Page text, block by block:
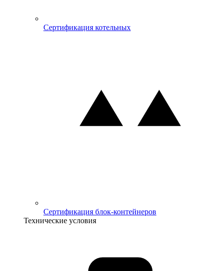
Сертификация котельных
Сертификация блок-контейнеров
Технические условия